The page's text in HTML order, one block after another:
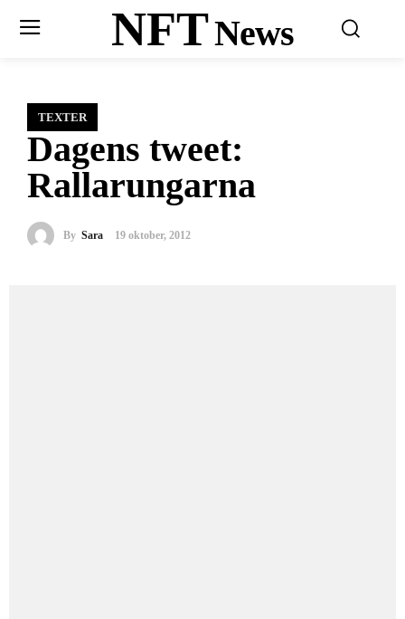
NFTNews
TEXTER
Dagens tweet:
Rallarungarna
By Sara 19 oktober, 2012